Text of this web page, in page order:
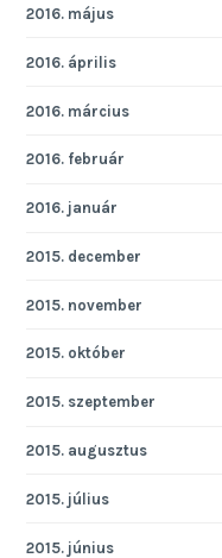
2016. május
2016. április
2016. március
2016. február
2016. január
2015. december
2015. november
2015. október
2015. szeptember
2015. augusztus
2015. július
2015. június